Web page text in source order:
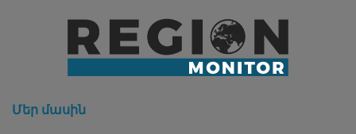
Մեր մասին